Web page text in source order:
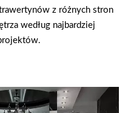
z różnych stron
według najbardziej